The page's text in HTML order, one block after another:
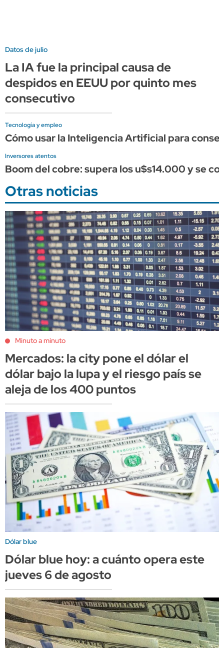
Datos de julio
La IA fue la principal causa de
despidos en EEUU por quinto mes
consecutivo
Tecnología y empleo
Cómo usar la Inteligencia Artificial para
Inversores atentos
Boom del cobre: supera los u$s14.000 y se
Otras noticias
Minuto a minuto
Mercados: la city pone el dólar el
dólar bajo la lupa y el riesgo país se
aleja de los 400 puntos
Dólar blue
Dólar blue hoy: a cuánto opera este
jueves 6 de agosto